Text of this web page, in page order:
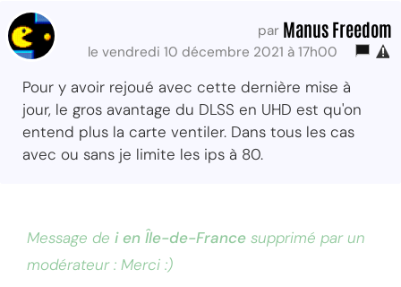
par Manus Freedom
le vendredi 10 décembre 2021 à 17h00
Pour y avoir rejoué avec cette dernière mise à
jour, le gros avantage du DLSS en UHD est qu'on
entend plus la carte ventiler. Dans tous les cas
avec ou sans je limite les ips à 80.
Message de i en Île-de-France supprimé par un
modérateur : Merci :)